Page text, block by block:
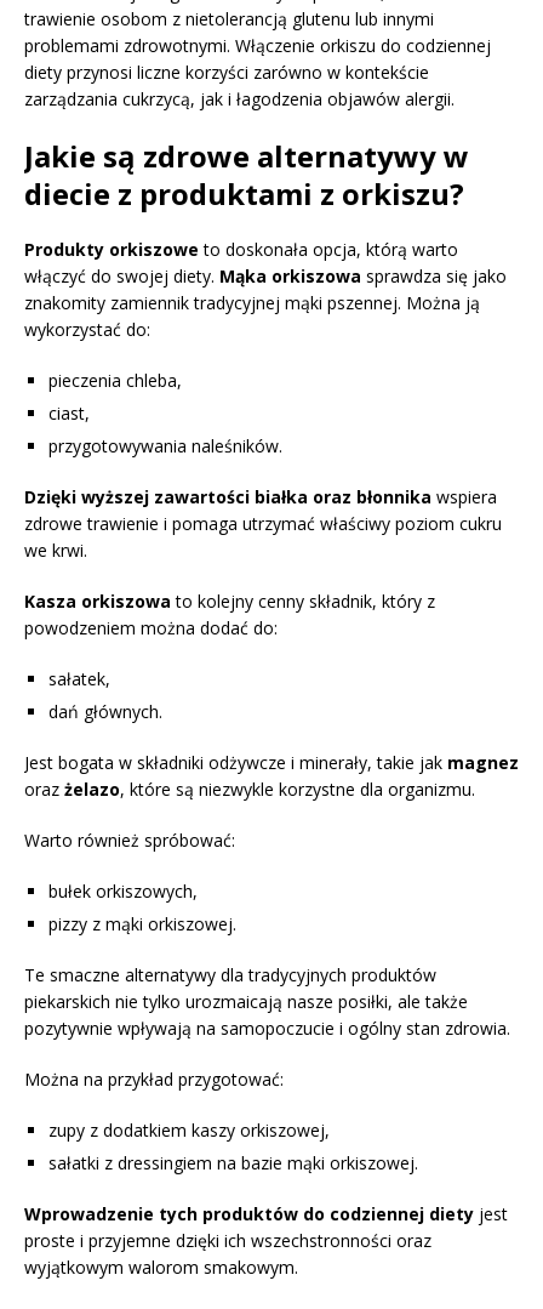
trawienie osobom z nietolerancją glutenu lub innymi
problemami zdrowotnymi. Włączenie orkiszu do codziennej
diety przynosi liczne korzyści zarówno w kontekście
zarządzania cukrzycą, jak i łagodzenia objawów alergii.
Jakie są zdrowe alternatywy w
diecie z produktami z orkiszu?
Produkty orkiszowe to doskonała opcja, którą warto
włączyć do swojej diety. Mąka orkiszowa sprawdza się jako
znakomity zamiennik tradycyjnej mąki pszennej. Można ją
wykorzystać do:
pieczenia chleba,
ciast,
przygotowywania naleśników.
Dzięki wyższej zawartości białka oraz błonnika wspiera
zdrowe trawienie i pomaga utrzymać właściwy poziom cukru
we krwi.
Kasza orkiszowa to kolejny cenny składnik, który z
powodzeniem można dodać do:
sałatek,
dań głównych.
Jest bogata w składniki odżywcze i minerały, takie jak magnez
oraz żelazo, które są niezwykle korzystne dla organizmu.
Warto również spróbować:
bułek orkiszowych,
pizzy z mąki orkiszowej.
Te smaczne alternatywy dla tradycyjnych produktów
piekarskich nie tylko urozmaicają nasze posiłki, ale także
pozytywnie wpływają na samopoczucie i ogólny stan zdrowia.
Można na przykład przygotować:
zupy z dodatkiem kaszy orkiszowej,
sałatki z dressingiem na bazie mąki orkiszowej.
Wprowadzenie tych produktów do codziennej diety jest
proste i przyjemne dzięki ich wszechstronności oraz
wyjątkowym walorom smakowym.